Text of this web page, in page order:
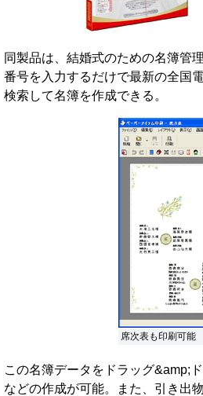
同製品は、結婚式のための名簿管
番号を入力するだけで最新の全国
検索して名簿を作成できる。
席次表も印刷可能
この名簿データをドラッグ&amp;
などの作成が可能。また、引き出